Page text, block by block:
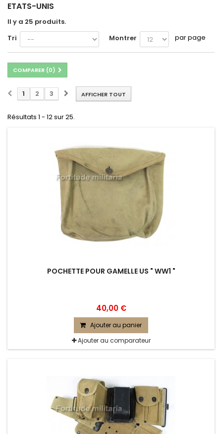
ETATS-UNIS
Il y a 25 produits.
Tri
Montrer par page
COMPARER (0)
AFFICHER TOUT
1 2 3
Résultats 1 - 12 sur 25.
POCHETTE POUR GAMELLE US " WW1 "
40,00 €
Ajouter au panier
Ajouter au comparateur